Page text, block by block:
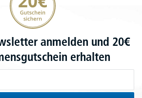
anmelden und 20€
erhalten